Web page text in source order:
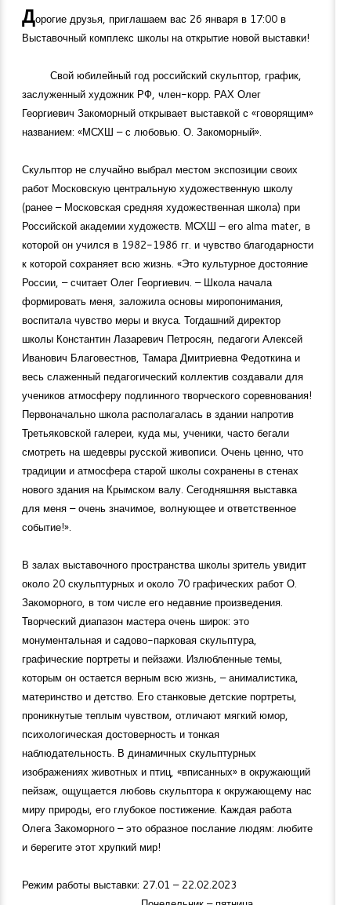
Дорогие друзья, приглашаем вас 26 января в 17:00 в
Выставочный комплекс школы на открытие новой выставки!
Свой юбилейный год российский скульптор, график,
заслуженный художник РФ, член-корр. РАХ Олег
Георгиевич Закоморный открывает выставкой с «говорящим»
названием: «МСХШ – с любовью. О. Закоморный».
Скульптор не случайно выбрал местом экспозиции своих
работ Московскую центральную художественную школу
(ранее – Московская средняя художественная школа) при
Российской академии художеств. МСХШ – его alma mater, в
которой он учился в 1982-1986 гг. и чувство благодарности
к которой сохраняет всю жизнь. «Это культурное достояние
России, – считает Олег Георгиевич. – Школа начала
формировать меня, заложила основы миропонимания,
воспитала чувство меры и вкуса. Тогдашний директор
школы Константин Лазаревич Петросян, педагоги Алексей
Иванович Благовестнов, Тамара Дмитриевна Федоткина и
весь слаженный педагогический коллектив создавали для
учеников атмосферу подлинного творческого соревнования!
Первоначально школа располагалась в здании напротив
Третьяковской галереи, куда мы, ученики, часто бегали
смотреть на шедевры русской живописи. Очень ценно, что
традиции и атмосфера старой школы сохранены в стенах
нового здания на Крымском валу. Сегодняшняя выставка
для меня – очень значимое, волнующее и ответственное
событие!».
В залах выставочного пространства школы зритель увидит
около 20 скульптурных и около 70 графических работ О.
Закоморного, в том числе его недавние произведения.
Творческий диапазон мастера очень широк: это
монументальная и садово-парковая скульптура,
графические портреты и пейзажи. Излюбленные темы,
которым он остается верным всю жизнь, – анималистика,
материнство и детство. Его станковые детские портреты,
проникнутые теплым чувством, отличают мягкий юмор,
психологическая достоверность и тонкая
наблюдательность. В динамичных скульптурных
изображениях животных и птиц, «вписанных» в окружающий
пейзаж, ощущается любовь скульптора к окружающему нас
миру природы, его глубокое постижение. Каждая работа
Олега Закоморного – это образное послание людям: любите
и берегите этот хрупкий мир!
Режим работы выставки: 27.01 – 22.02.2023